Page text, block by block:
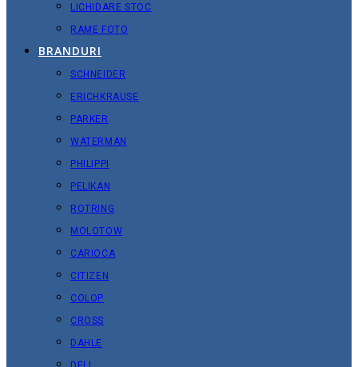
LICHIDARE STOC
RAME FOTO
BRANDURI
SCHNEIDER
ERICHKRAUSE
PARKER
WATERMAN
PHILIPPI
PELIKAN
ROTRING
MOLOTOW
CARIOCA
CITIZEN
COLOP
CROSS
DAHLE